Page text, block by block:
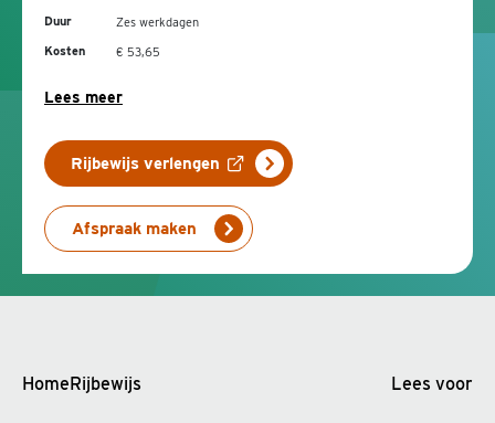
Duur
Zes werkdagen
Kosten
€ 53,65
Lees meer
Rijbewijs verlengen
Afspraak maken
HomeRijbewijs Lees voor